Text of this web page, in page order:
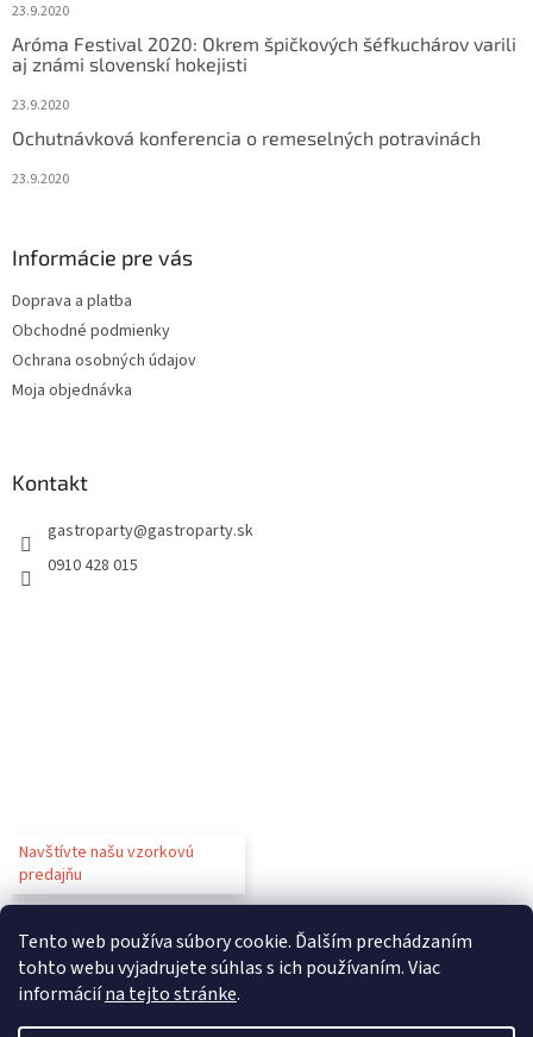
Tento web používa súbory cookie. Ďalším prechádzaním
tohto webu vyjadrujete súhlas s ich používaním. Viac
informáciína tejto stránke.
23.9.2020
Aróma Festival 2020: Okrem špičkových šéfkuchárov varili
aj známi slovenskí hokejisti
23.9.2020
Ochutnávková konferencia o remeselných potravinách
23.9.2020
Informácie pre vás
Doprava a platba
Obchodné podmienky
Ochrana osobných údajov
Moja objednávka
Kontakt
gastroparty@gastroparty.sk
0910 428 015
Navštívte našu vzorkovú
predajňu